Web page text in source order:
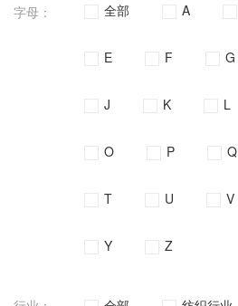
字母：
全部 A
E F G
J K L
O P Q
T U V
Y Z